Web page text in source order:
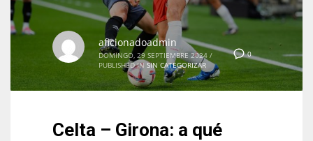
0
aficionadoadmin
DOMINGO, 29 SEPTIEMBRE 2024 /
PUBLISHED IN SIN CATEGORIZAR
Celta – Girona: a qué